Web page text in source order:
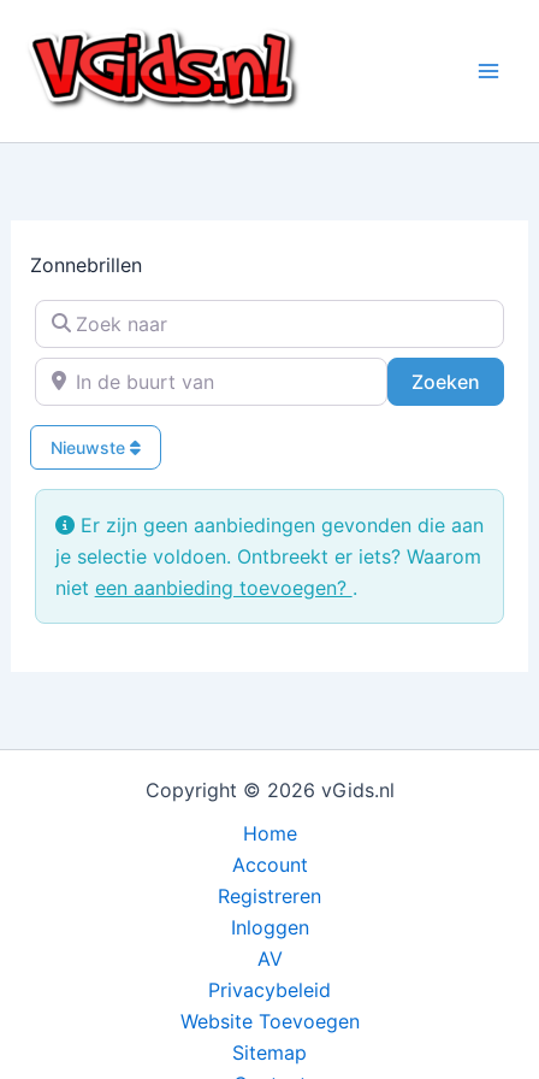
naar
inhoud
Zonnebrillen
Zoek naar
In de buurt van
Zoeken
Nieuwste
Er zijn geen aanbiedingen gevonden die aan
je selectie voldoen. Ontbreekt er iets? Waarom
niet een aanbieding toevoegen? .
Copyright © 2026 vGids.nl
Home
Account
Registreren
Inloggen
AV
Privacybeleid
Website Toevoegen
Sitemap